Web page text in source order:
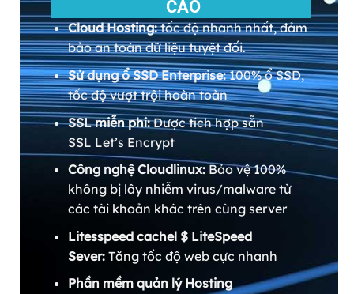
CAO
Cloud Hosting:tốc độ nhanh nhất, đảm
bảo an toàn dữ liệu tuyệt đối.
Sử dụng ổ SSD Enterprise:100% ổ SSD,
tốc độ vượt trội hoàn toàn
SSL miễn phí:Được tích hợp sẵn
SSL Let’s Encrypt
Công nghệ Cloudlinux:Bảo vệ 100%
không bị lây nhiễm virus/malware từ
các tài khoản khác trên cùng server
Litesspeed cachel $ LiteSpeed
Sever:Tăng tốc độ web cực nhanh
Phần mềm quản lý Hosting